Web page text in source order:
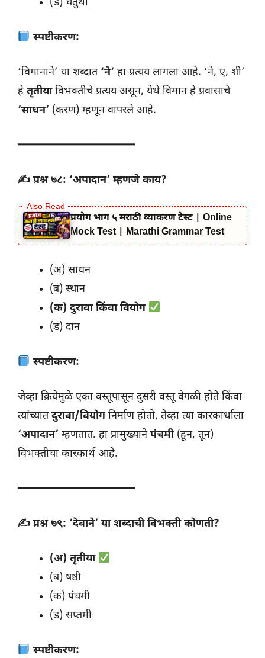
स्पष्टीकरण:
‘विमानाने’ या शब्दात ‘ने’ हा प्रत्यय लागला आहे. ‘ने, ए, शी’
हे तृतीयाविभक्तीचे प्रत्यय असून, येथे विमान हे प्रवासाचे
‘साधन’ (करण) म्हणून वापरले आहे.
━━━━━━━━━━━━━━━━━━
✍️ प्रश्न ७८: ‘अपादान’ म्हणजे काय?
प्रयोग भाग ५ मराठी व्याकरण टेस्ट | Online
Mock Test | Marathi Grammar Test
(अ) साधन
(ब) स्थान
(क) दुरावा किंवा वियोग
(ड) दान
स्पष्टीकरण:
जेव्हा क्रियेमुळे एका वस्तूपासून दुसरी वस्तू वेगळी होते किंवा
त्यांच्यातदुरावा/वियोगनिर्माण होतो, तेव्हा त्या कारकार्थाला
‘अपादान’ म्हणतात. हा प्रामुख्यानेपंचमी(हून, तून)
विभक्तीचा कारकार्थ आहे.
━━━━━━━━━━━━━━━━━━
✍️ प्रश्न ७९: ‘देवाने’ या शब्दाची विभक्ती कोणती?
(अ) तृतीया
(ब) षष्ठी
(क) पंचमी
(ड) सप्तमी
स्पष्टीकरण: